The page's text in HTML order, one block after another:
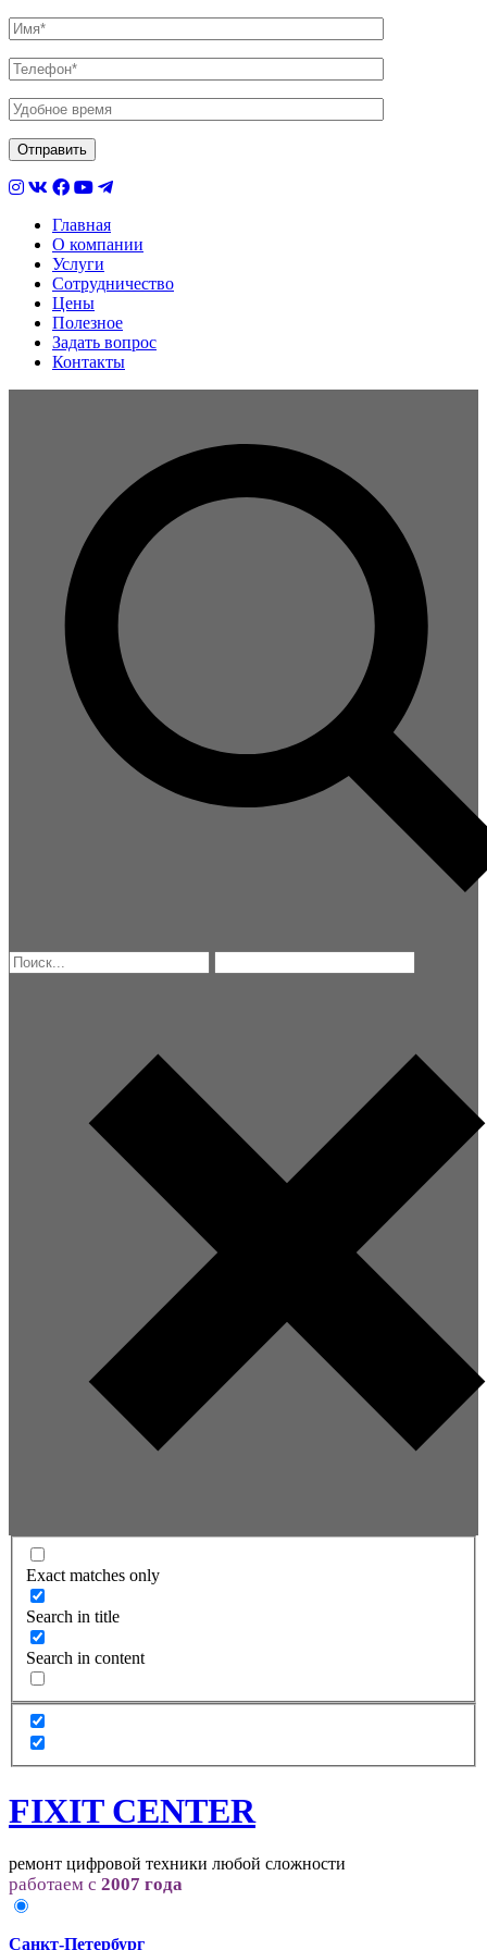
Главная
О компании
Услуги
Сотрудничество
Цены
Полезное
Задать вопрос
Контакты
Exact matches only
Search in title
Search in content
FIXIT CENTER
ремонт цифровой техники любой сложности
работаем с 2007 года
Санкт-Петербург